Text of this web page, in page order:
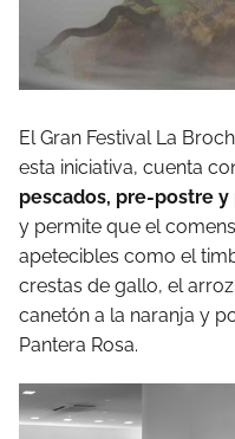
El Gran Festival La
esta iniciativa, cuenta
pescados, pre-postre y
y permite que el
apetecibles como el
crestas de gallo, el
canetón a la naranja y
Pantera Rosa.